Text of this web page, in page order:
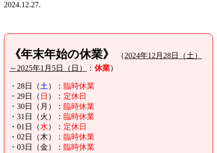
2024.12.27.
《年末年始の休業》 （2024年12月28日（土）
～2025年1月5日（日）
： 休業）
・28日（土）： 臨時休業
・29日（ 日 ）： 定休日
・30日（ 月 ）： 臨時休業
・31日（火 ）： 臨時休業
・01日（水）： 定休日
・02日（木）： 臨時休業
・03日（金）： 臨時休業